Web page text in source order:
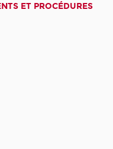
ET PROCÉDURES